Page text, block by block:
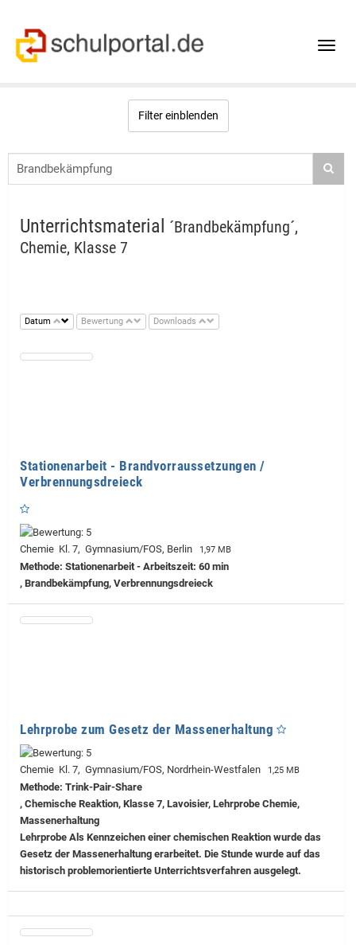
Toggle
Filter einblenden
Unterrichtsmaterial ´Brandbekämpfung´,
Chemie, Klasse 7
Datum Bewertung Downloads
Stationenarbeit - Brandvorraussetzungen /
Verbrennungsdreieck
Chemie Kl. 7, Gymnasium/FOS, Berlin 1,97 MB
Methode: Stationenarbeit - Arbeitszeit: 60 min
, Brandbekämpfung, Verbrennungsdreieck
Lehrprobe zum Gesetz der Massenerhaltung
Chemie Kl. 7, Gymnasium/FOS, Nordrhein-Westfalen 1,25 MB
Methode: Trink-Pair-Share
, Chemische Reaktion, Klasse 7, Lavoisier, Lehrprobe Chemie,
Massenerhaltung
Lehrprobe Als Kennzeichen einer chemischen Reaktion wurde das
Gesetz der Massenerhaltung erarbeitet. Die Stunde wurde auf das
historisch problemorientierte Unterrichtsverfahren ausgelegt.